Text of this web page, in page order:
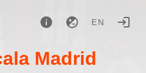
EN
Madrid